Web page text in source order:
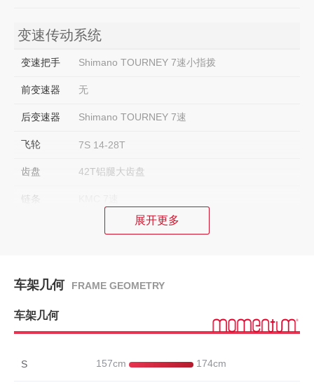
变速传动系统
变速把手 Shimano TOURNEY 7速小指拨
前变速器 无
后变速器 Shimano TOURNEY 7速
飞轮 7S 14-28T
齿盘 42T铝腿大齿盘
链条
一体式中轴 旋入式
刹车
刹车把手
组件
展开更多
车架几何 FRAME GEOMETRY
车架几何
S 157cm 174cm